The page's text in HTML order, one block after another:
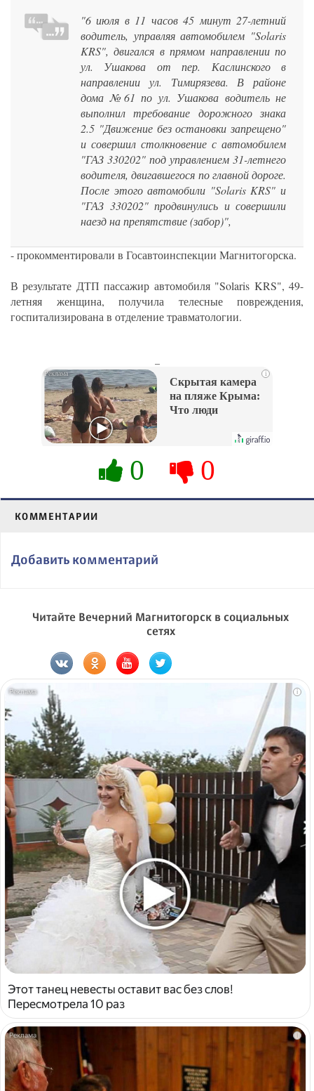
"6 июля в 11 часов 45 минут 27-летний
водитель, управляя автомобилем "Solaris
KRS", двигался в прямом направлении по
ул. Ушакова от пер. Каслинского в
направлении ул. Тимирязева. В районе
дома №61 по ул. Ушакова водитель не
выполнил требование дорожного знака
2.5 "Движение без остановки запрещено"
и совершил столкновение с автомобилем
"ГАЗ 330202" под управлением 31-летнего
водителя, двигавшегося по главной дороге.
После этого автомобили "Solaris KRS" и
"ГАЗ 330202" продвинулись и совершили
наезд на препятствие (забор)",
- прокомментировали в Госавтоинспекции Магнитогорска.
В результате ДТП пассажир автомобиля "Solaris KRS", 49-
летняя женщина, получила телесные повреждения,
госпитализирована в отделение травматологии.
i
Скрытая камера
на пляже Крыма:
Что люди
их не видят...
0 0
КОММЕНТАРИИ
Добавить комментарий
Читайте Вечерний Магнитогорск в социальных
сетях
i
Этот танец невесты оставит вас без слов!
Пересмотрела 10 раз
i